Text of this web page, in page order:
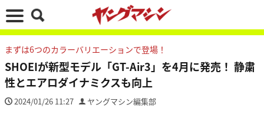
まずは6つのカラーバリエーションで登場！
SHOEIが新型モデル「GT-Air3」を4月に発売！ 静粛
性とエアロダイナミクスも向上
2024/01/26 11:27 ヤングマシン編集部